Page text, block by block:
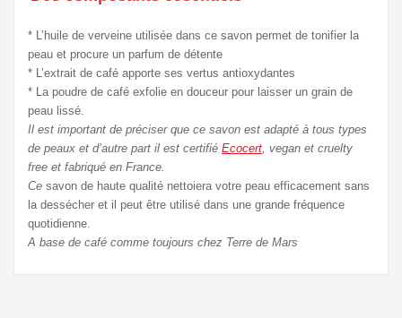
* L’huile de verveine utilisée dans ce savon permet de tonifier la
peau et procure un parfum de détente
* L’extrait de café apporte ses vertus antioxydantes
* La poudre de café exfolie en douceur pour laisser un grain de
peau lissé.
Il est important de préciser que ce savon est adapté à tous types
de peaux et d’autre part il est certifié Ecocert, vegan et cruelty
free et fabriqué en France.
Ce savon de haute qualité nettoiera votre peau efficacement sans
la dessécher et il peut être utilisé dans une grande fréquence
quotidienne.
A base de café comme toujours chez Terre de Mars